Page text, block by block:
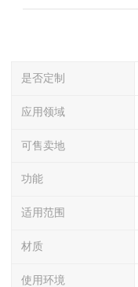
是否定制
应用领域
可售卖地
功能
适用范围
材质
使用环境